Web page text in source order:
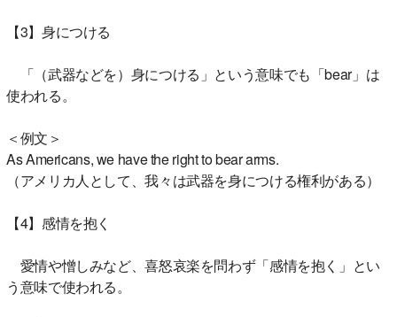
【3】身につける
「（武器などを）身につける」という意味でも「bear」は
使われる。
＜例文＞
As Americans, we have the right to bear arms.
（アメリカ人として、我々は武器を身につける権利がある）
【4】感情を抱く
愛情や憎しみなど、喜怒哀楽を問わず「感情を抱く」とい
う意味で使われる。